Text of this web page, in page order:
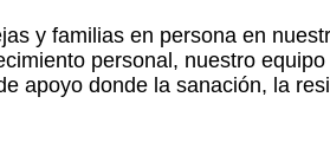
y familias en persona en
personal, nuestro
apoyo donde la sanación, la